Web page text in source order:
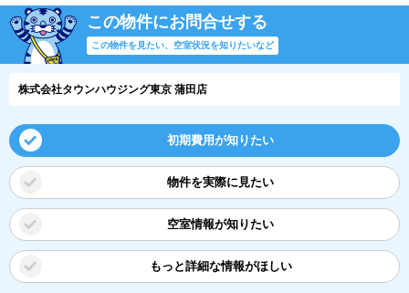
この物件にお問合せする
この物件を見たい、空室状況を知りたいなど
株式会社タウンハウジング東京 蒲田店
初期費用が知りたい
物件を実際に見たい
空室情報が知りたい
もっと詳細な情報がほしい